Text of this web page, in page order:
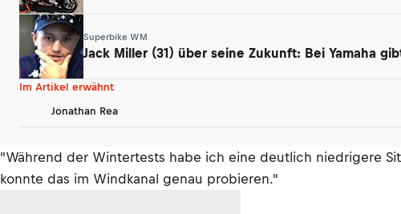
Superbike WM
Jack Miller (31) über seine Zukunft: Bei Yamaha
Im Artikel erwähnt
Jonathan Rea
"Während der Wintertests habe ich eine deutlich niedrigere
konnte das im Windkanal genau probieren."